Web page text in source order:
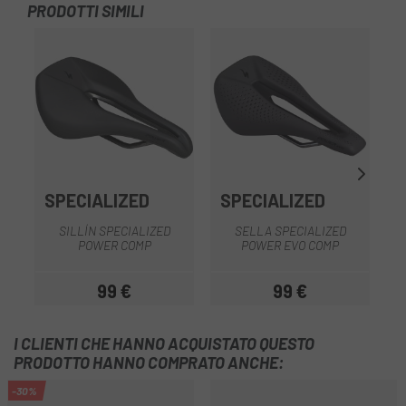
PRODOTTI SIMILI
SPECIALIZED
SILLÍN SPECIALIZED
POWER COMP
Prezzo
99 €
SPECIALIZED
SELLA SPECIALIZED
POWER EVO COMP
Prezzo
99 €
I CLIENTI CHE HANNO ACQUISTATO QUESTO
PRODOTTO HANNO COMPRATO ANCHE:
-30%